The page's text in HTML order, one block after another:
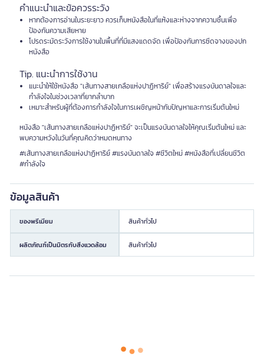
คำแนะนำและข้อควรระวัง
หากต้องการอ่านในระยะยาว ควรเก็บหนังสือในที่แห้งและห่างจากความชื้นเพื่อ
ป้องกันความเสียหาย
โปรดระมัดระวังการใช้งานในพื้นที่ที่มีแสงแดดจัด เพื่อป้องกันการซีดจางของปก
หนังสือ
Tip. แนะนำการใช้งาน
แนะนำให้ใช้หนังสือ "เส้นทางสายเกลือแห่งปาฏิหาริย์" เพื่อสร้างแรงบันดาลใจและ
กำลังใจในช่วงเวลาที่ยากลำบาก
เหมาะสำหรับผู้ที่ต้องการกำลังใจในการเผชิญหน้ากับปัญหาและการเริ่มต้นใหม่
หนังสือ "เส้นทางสายเกลือแห่งปาฏิหาริย์" จะเป็นแรงบันดาลใจให้คุณเริ่มต้นใหม่ และ
พบความหวังในวันที่คุณคิดว่าหมดหนทาง
#เส้นทางสายเกลือแห่งปาฏิหาริย์ #แรงบันดาลใจ #ชีวิตใหม่ #หนังสือที่เปลี่ยนชีวิต
#กำลังใจ
ข้อมูลสินค้า
ของพรีเมียม สินค้าทั่วไป
ผลิตภัณฑ์เป็นมิตรกับสิ่งแวดล้อม สินค้าทั่วไป